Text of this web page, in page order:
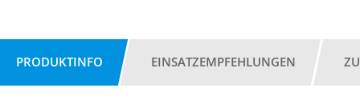
PRODUKTINFO EINSATZEMPFEHLUNGEN